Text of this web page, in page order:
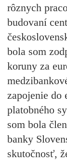
rôznych
budovaní
bola som
koruny za
zapojenie do
platobného
som bola
banky
skutočnosť,